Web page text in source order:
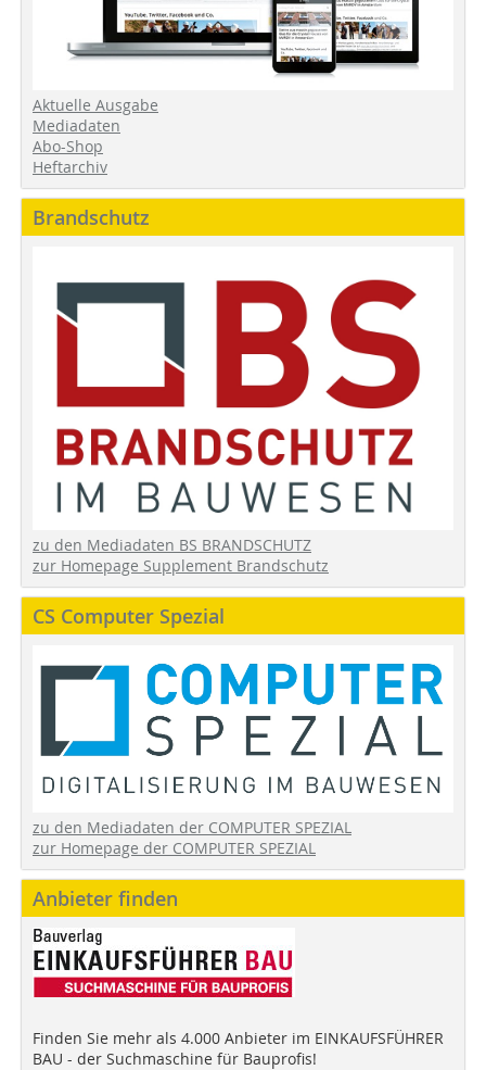
Aktuelle Ausgabe
Mediadaten
Abo-Shop
Heftarchiv
Brandschutz
zu den Mediadaten BS BRANDSCHUTZ
zur Homepage Supplement Brandschutz
CS Computer Spezial
zu den Mediadaten der COMPUTER SPEZIAL
zur Homepage der COMPUTER SPEZIAL
Anbieter finden
Finden Sie mehr als 4.000 Anbieter im EINKAUFSFÜHRER
BAU - der Suchmaschine für Bauprofis!